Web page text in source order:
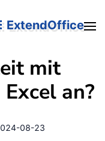
ExtendOffice
mit
an?
08-23